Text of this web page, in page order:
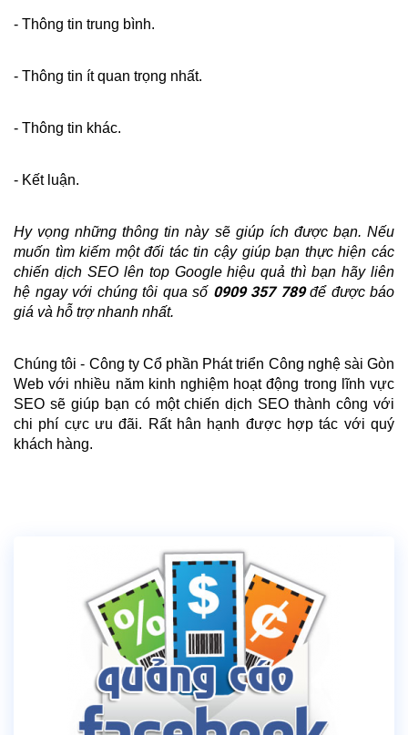
- Thông tin trung bình.
- Thông tin ít quan trọng nhất.
- Thông tin khác.
- Kết luận.
Hy vọng những thông tin này sẽ giúp ích được bạn. Nếu
muốn tìm kiếm một đối tác tin cậy giúp bạn thực hiện các
chiến dịch SEO lên top Google hiệu quả thì bạn hãy liên
hệ ngay với chúng tôi qua số 0909 357 789 để được báo
giá và hỗ trợ nhanh nhất.
Chúng tôi - Công ty Cổ phần Phát triển Công nghệ sài Gòn
Web với nhiều năm kinh nghiệm hoạt động trong lĩnh vực
SEO sẽ giúp bạn có một chiến dịch SEO thành công với
chi phí cực ưu đãi. Rất hân hạnh được hợp tác với quý
khách hàng.